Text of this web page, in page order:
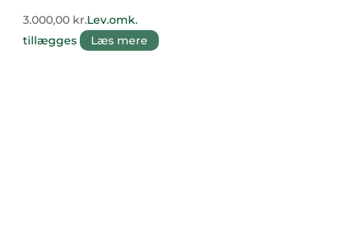
3.000,00 kr.Lev.omk.
tillægges
Læs mere